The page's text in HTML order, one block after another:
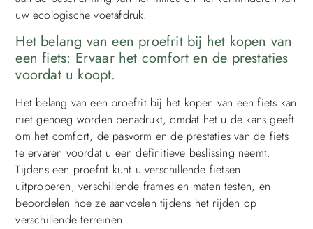
uw ecologische voetafdruk.
Het belang van een proefrit bij het kopen van
een fiets: Ervaar het comfort en de prestaties
voordat u koopt.
Het belang van een proefrit bij het kopen van een fiets kan
niet genoeg worden benadrukt, omdat het u de kans geeft
om het comfort, de pasvorm en de prestaties van de fiets
te ervaren voordat u een definitieve beslissing neemt.
Tijdens een proefrit kunt u verschillende fietsen
uitproberen, verschillende frames en maten testen, en
beoordelen hoe ze aanvoelen tijdens het rijden op
verschillende terreinen.